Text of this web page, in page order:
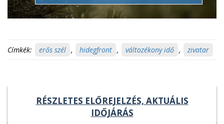
Címkék: erős szél , hidegfront , változékony idő , zivatar
RÉSZLETES ELŐREJELZÉS, AKTUÁLIS
IDŐJÁRÁS